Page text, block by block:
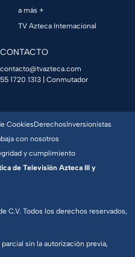
a más +
TV Azteca Internacional
CONTACTO
contacto@tvazteca.com
55 1720 1313 | Conmutador
C.V. Todos los derechos reservados,
sin la autorización previa,
CookiesDerechosInversionistas
con nosotros
y cumplimiento
de Televisión Azteca III y